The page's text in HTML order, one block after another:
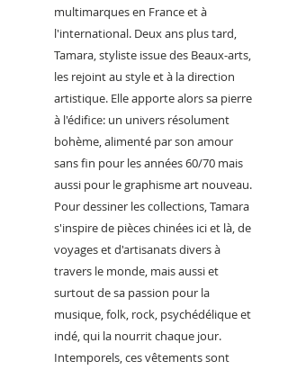
multimarques en France et à
l'international. Deux ans plus tard,
Tamara, styliste issue des Beaux-arts,
les rejoint au style et à la direction
artistique. Elle apporte alors sa pierre
à l'édifice: un univers résolument
bohème, alimenté par son amour
sans fin pour les années 60/70 mais
aussi pour le graphisme art nouveau.
Pour dessiner les collections, Tamara
s'inspire de pièces chinées ici et là, de
voyages et d'artisanats divers à
travers le monde, mais aussi et
surtout de sa passion pour la
musique, folk, rock, psychédélique et
indé, qui la nourrit chaque jour.
Intemporels, ces vêtements sont